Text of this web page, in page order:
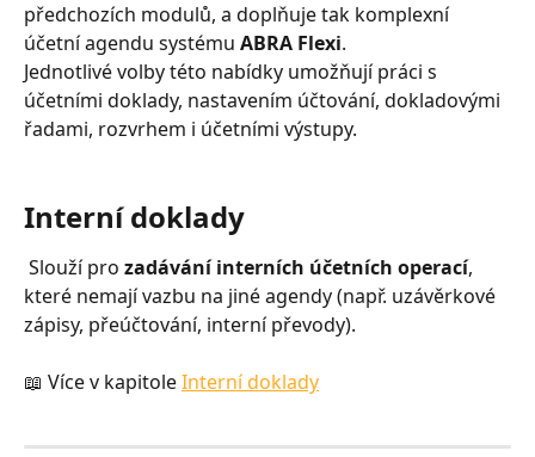
předchozích modulů, a doplňuje tak komplexní
účetní agendu systému ABRA Flexi.
Jednotlivé volby této nabídky umožňují práci s
účetními doklady, nastavením účtování, dokladovými
řadami, rozvrhem i účetními výstupy.
Interní doklady
Slouží pro zadávání interních účetních operací,
které nemají vazbu na jiné agendy (např. uzávěrkové
zápisy, přeúčtování, interní převody).
📖 Více v kapitole Interní doklady